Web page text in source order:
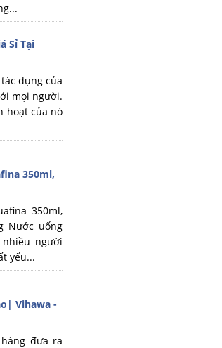
Sỉ Tại
dụng của
mọi người.
hoạt của nó
350ml,
350ml,
Nước uống
người
yếu...
Vihawa -
đưa ra